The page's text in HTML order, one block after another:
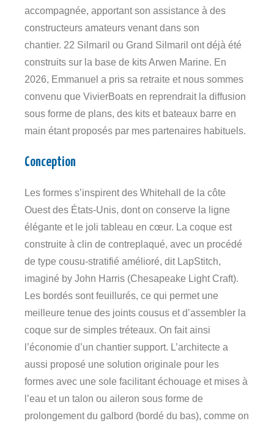
accompagnée, apportant son assistance à des
constructeurs amateurs venant dans son
chantier. 22 Silmaril ou Grand Silmaril ont déjà été
construits sur la base de kits Arwen Marine. En
2026, Emmanuel a pris sa retraite et nous sommes
convenu que VivierBoats en reprendrait la diffusion
sous forme de plans, des kits et bateaux barre en
main étant proposés par mes partenaires habituels.
Conception
Les formes s’inspirent des Whitehall de la côte
Ouest des États-Unis, dont on conserve la ligne
élégante et le joli tableau en cœur. La coque est
construite à clin de contreplaqué, avec un procédé
de type cousu-stratifié amélioré, dit LapStitch,
imaginé by John Harris (Chesapeake Light Craft).
Les bordés sont feuillurés, ce qui permet une
meilleure tenue des joints cousus et d’assembler la
coque sur de simples tréteaux. On fait ainsi
l’économie d’un chantier support. L’architecte a
aussi proposé une solution originale pour les
formes avec une sole facilitant échouage et mises à
l’eau et un talon ou aileron sous forme de
prolongement du galbord (bordé du bas), comme on